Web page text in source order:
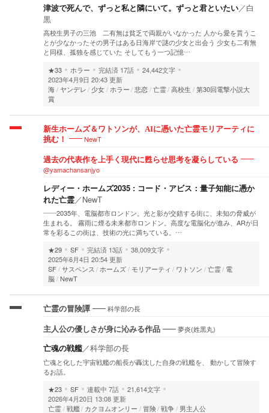
津波で死んで、ずっと私と隣にいて。ずっと君といたい／白
黒
高校生男子の三池 二有無は貧乏で両親がいなかった 人から愛を貰うこ
とが少なかったその男子はある日海岸で謎の少女と出会う 少女も二有無
と同様、孤独を感じていた そしてもう一つ記憶…
★33
ホラー 完結済 17話
24,442文字
2023年4月9日 20:43 更新
海 ヤンデレ 少女 ホラー 悲恋 亡霊 高校生
第30回電撃小説大
賞
新生ホームズ＆ワトソンが、AIに憑いた亡霊モリアーティに
挑む！
NewT
過去の代表作を上手く現代に甦らせ思考を凝らしている
@yamachansanjyo
レディー・ホームズ2035 : コード・アビス：量子知能に憑か
れた亡霊／NewT
――2035年、電脳都市ロンドン。光と影が交錯する街に、未知の脅威が
生まれる。 霧雨に煙る未来都市ロンドン。高度な電脳化が進み、ARが日
常を彩るこの街は、技術の光に満ちている。…
★29
SF 完結済 13話
38,009文字
2025年6月4日 20:54 更新
SF サスペンス ホームズ モリアーティ ワトソン 亡霊 電
脳 NewT
亡霊の冒険譚 科学部の長
主人公の優しさが身に沁みる作品 夢炎(姓黒丸)
亡魂の戦艦／科学部の長
亡魂と化した宇宙戦艦の船長が轟沈した自身の戦艦を、 動かして冒険す
るお話。
★23
SF 連載中 7話
21,614文字
2026年4月20日 13:08 更新
亡霊 戦艦 カクヨムオンリー 冒険 戦争 男主人公